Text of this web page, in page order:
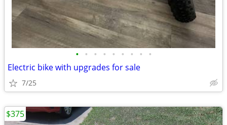
• • • • • • • • •
Electric bike with upgrades for sale
7/25
$375